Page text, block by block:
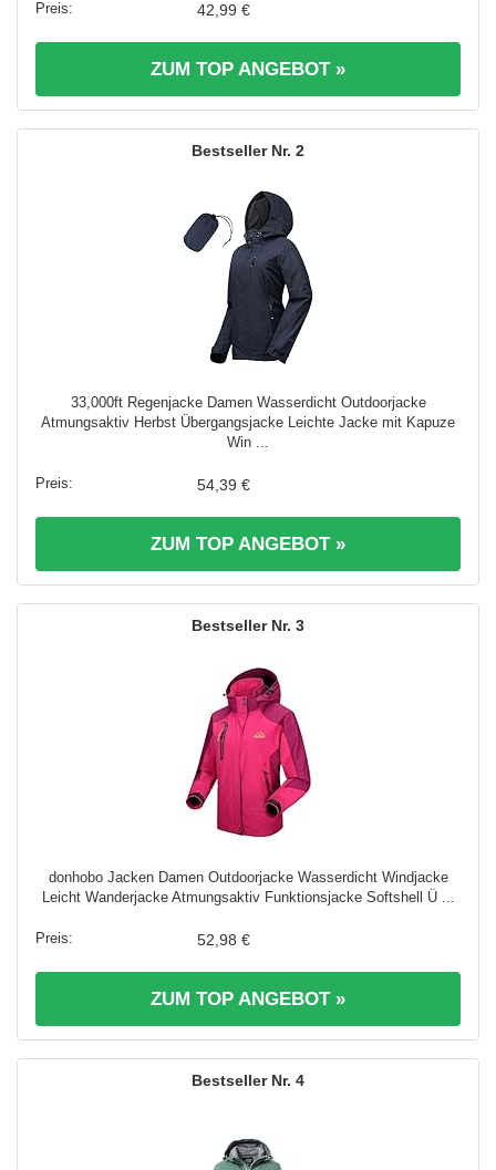
42,99 €
ZUM TOP ANGEBOT »
2
33,000ft Regenjacke Damen Wasserdicht Outdoorjacke
Atmungsaktiv Herbst Übergangsjacke Leichte Jacke mit Kapuze
Win ...
54,39 €
ZUM TOP ANGEBOT »
3
donhobo Jacken Damen Outdoorjacke Wasserdicht Windjacke
Leicht Wanderjacke Atmungsaktiv Funktionsjacke Softshell Ü ...
52,98 €
ZUM TOP ANGEBOT »
4